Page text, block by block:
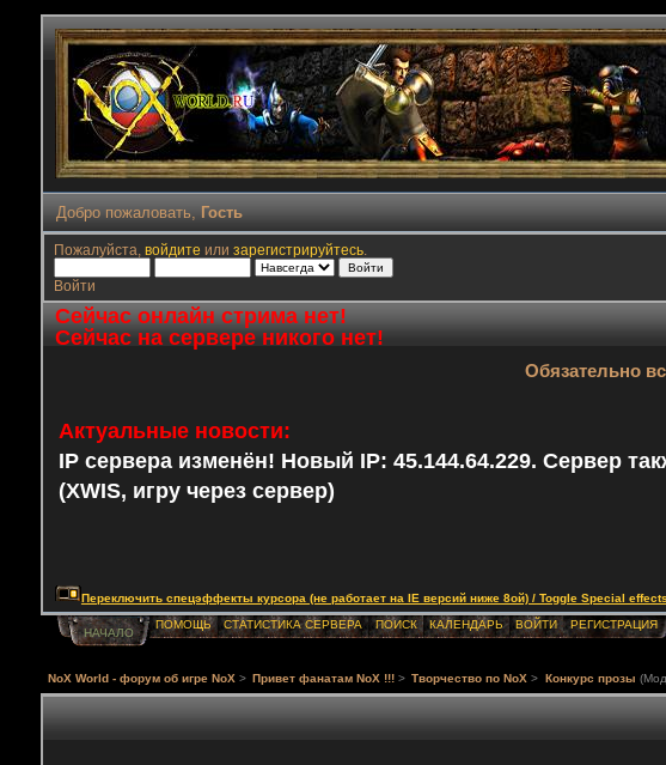
Добро пожаловать, Гость
Пожалуйста, войдите или зарегистрируйтесь.
Войти
Сейчас онлайн стрима нет!
Сейчас на сервере никого нет!
Обязательно
Актуальные новости:
IP сервера изменён! Новый IP: 45.144.64.229. Сервер
(XWIS, игру через сервер)
Переключить спецэффекты курсора (не работает на IE версий ниже 8ой) / Toggle Special
НАЧАЛО
ПОМОЩЬ СТАТИСТИКА СЕРВЕРА ПОИСК КАЛЕНДАРЬ ВОЙТИ РЕГИСТРАЦИЯ
NoX World - форум об игре NoX > Привет фанатам NoX !!! > Творчество по NoX > Конкурс прозы